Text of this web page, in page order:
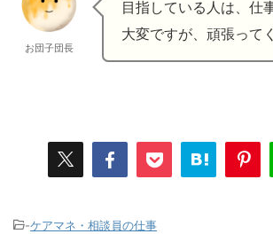
お団子団長
目指している人は、仕
大変ですが、頑張って
-ケアマネ・相談員の仕事